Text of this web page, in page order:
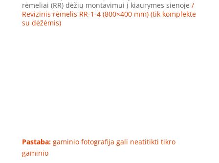
rėmeliai (RR) dėžių montavimui į kiaurymes sienoje /
Revizinis rėmelis RR-1-4 (800×400 mm) (tik komplekte
su dėžėmis)
Pastaba:gaminio fotografija gali neatitikti tikro
gaminio